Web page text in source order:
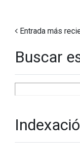
Entrada más
Buscar